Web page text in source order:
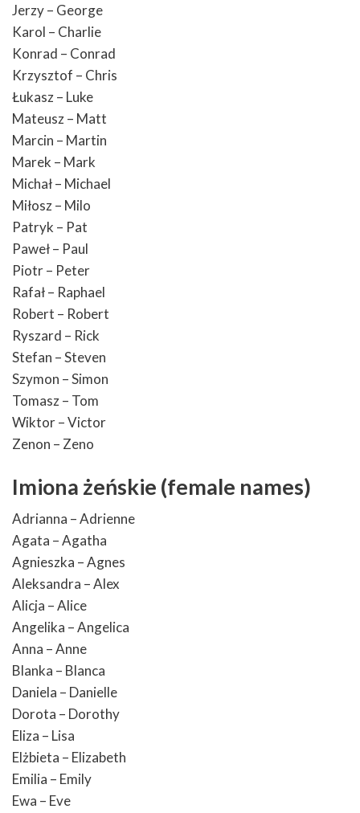
Jerzy – George
Karol – Charlie
Konrad – Conrad
Krzysztof – Chris
Łukasz – Luke
Mateusz – Matt
Marcin – Martin
Marek – Mark
Michał – Michael
Miłosz – Milo
Patryk – Pat
Paweł – Paul
Piotr – Peter
Rafał – Raphael
Robert – Robert
Ryszard – Rick
Stefan – Steven
Szymon – Simon
Tomasz – Tom
Wiktor – Victor
Zenon – Zeno
Imiona żeńskie (female names)
Adrianna – Adrienne
Agata – Agatha
Agnieszka – Agnes
Aleksandra – Alex
Alicja – Alice
Angelika – Angelica
Anna – Anne
Blanka – Blanca
Daniela – Danielle
Dorota – Dorothy
Eliza – Lisa
Elżbieta – Elizabeth
Emilia – Emily
Ewa – Eve